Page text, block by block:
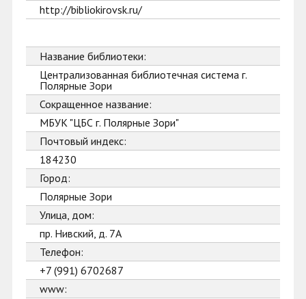
http://bibliokirovsk.ru/
Название библиотеки:
Централизованная библиотечная система г.
Полярные Зори
Сокращенное название:
МБУК "ЦБС г. Полярные Зори"
Почтовый индекс:
184230
Город:
Полярные Зори
Улица, дом:
пр. Нивский, д. 7А
Телефон:
+7 (991) 6702687
www: